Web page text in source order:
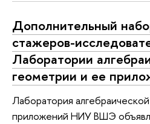
Дополнительный
стажеров-
Лаборатории
геометрии и ее
Лаборатория
приложений НИУ ВШЭ